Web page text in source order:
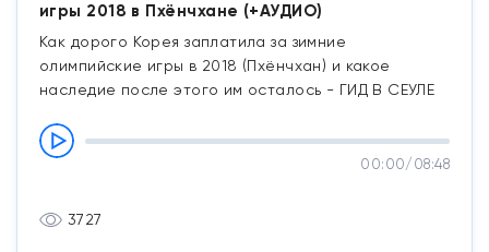
игры 2018 в Пхёнчхане (+АУДИО)
Как дорого Корея заплатила за зимние
олимпийские игры в 2018 (Пхёнчхан) и какое
наследие после этого им осталось - ГИД В СЕУЛЕ
00:00/ 08:48
3727